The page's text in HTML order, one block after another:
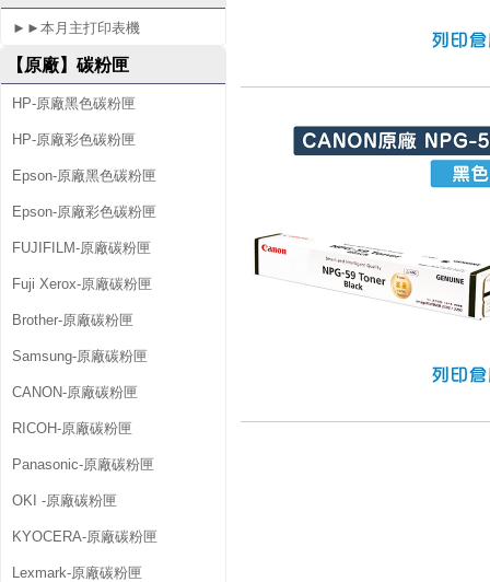
►►本月主打印表機
【原廠】碳粉匣
HP-原廠黑色碳粉匣
HP-原廠彩色碳粉匣
Epson-原廠黑色碳粉匣
Epson-原廠彩色碳粉匣
FUJIFILM-原廠碳粉匣
Fuji Xerox-原廠碳粉匣
Brother-原廠碳粉匣
Samsung-原廠碳粉匣
CANON-原廠碳粉匣
RICOH-原廠碳粉匣
Panasonic-原廠碳粉匣
OKI -原廠碳粉匣
KYOCERA-原廠碳粉匣
Lexmark-原廠碳粉匣